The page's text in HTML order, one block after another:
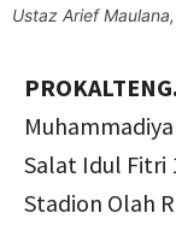
Ustaz Arief
Salat Idul Fitri
Stadion Olah